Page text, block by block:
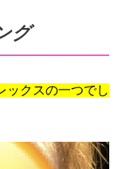
グ
ックスの一つでし